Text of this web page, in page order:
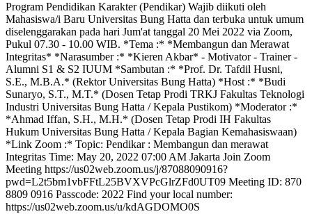
Program Pendidikan Karakter (Pendikar) Wajib diikuti oleh
Mahasiswa/i Baru Universitas Bung Hatta dan terbuka untuk umum
diselenggarakan pada hari Jum'at tanggal 20 Mei 2022 via Zoom,
Pukul 07.30 - 10.00 WIB. *Tema :* *Membangun dan Merawat
Integritas* *Narasumber :* *Kieren Akbar* - Motivator - Trainer -
Alumni S1 & S2 IUUM *Sambutan :* *Prof. Dr. Tafdil Husni,
S.E., M.B.A.* (Rektor Universitas Bung Hatta) *Host :* *Budi
Sunaryo, S.T., M.T.* (Dosen Tetap Prodi TRKJ Fakultas Teknologi
Industri Universitas Bung Hatta / Kepala Pustikom) *Moderator :*
*Ahmad Iffan, S.H., M.H.* (Dosen Tetap Prodi IH Fakultas
Hukum Universitas Bung Hatta / Kepala Bagian Kemahasiswaan)
*Link Zoom :* Topic: Pendikar : Membangun dan merawat
Integritas Time: May 20, 2022 07:00 AM Jakarta Join Zoom
Meeting https://us02web.zoom.us/j/87088090916?
pwd=L2t5bm1vbFFtL25BVXVPcGlrZFd0UT09 Meeting ID: 870
8809 0916 Passcode: 2022 Find your local number:
https://us02web.zoom.us/u/kdAGDOMO0S